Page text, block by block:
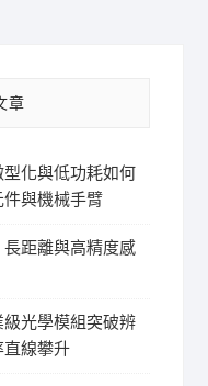
章
化與低功耗如何
與機械手臂
距離與高精度感
光學模組突破辨
線攀升